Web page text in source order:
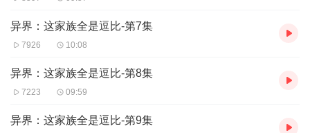
异界：这家族全是逗比-第7集
7926 10:08
异界：这家族全是逗比-第8集
7223 09:59
异界：这家族全是逗比-第9集